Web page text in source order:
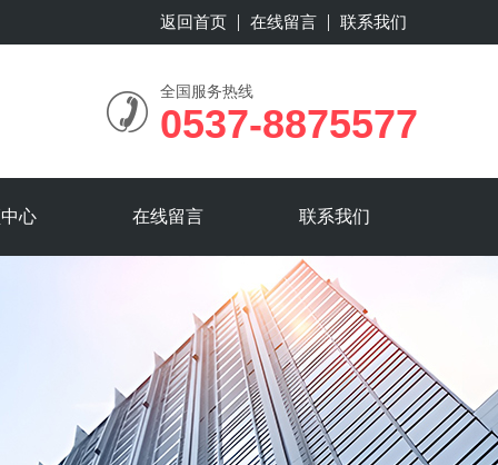
返回首页 在线留言 联系我们
全国服务热线
0537-8875577
心 在线留言 联系我们